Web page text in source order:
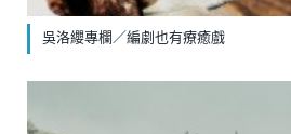
吳洛纓專欄／編劇也有療癒戲